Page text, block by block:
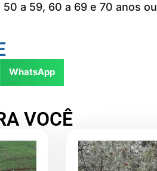
a 59, 60 a 69 e 70 anos ou
WhatsApp
VOCÊ